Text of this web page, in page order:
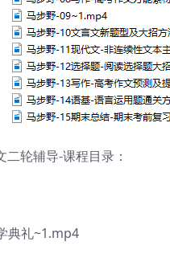
轮辅导-课程目录：
典礼~1.mp4